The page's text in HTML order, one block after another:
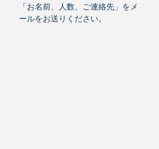
「お名前、人数、ご連絡先」をメ
ールをお送りください。